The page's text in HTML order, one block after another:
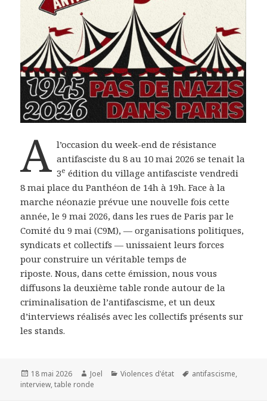
A l’occasion du week-end de résistance
antifasciste du 8 au 10 mai 2026 se tenait la
3e édition du village antifasciste vendredi
8 mai place du Panthéon de 14h à 19h. Face à la
marche néonazie prévue une nouvelle fois cette
année, le 9 mai 2026, dans les rues de Paris par le
Comité du 9 mai (C9M), — organisations politiques,
syndicats et collectifs — unissaient leurs forces
pour construire un véritable temps de
riposte. Nous, dans cette émission, nous vous
diffusons la deuxième table ronde autour de la
criminalisation de l’antifascisme, et un deux
d’interviews réalisés avec les collectifs présents sur
les stands.
Publié
le
18 mai 2026 Auteur
Joel Catégories
Violences d'état
Mots-
antifascisme,
interview,table ronde